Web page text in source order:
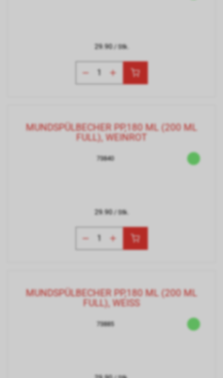
29.90/ Stk.
MUNDSPÜLBECHER PP,180 ML (200 ML
FULL), WEINROT
73840
29.90/ Stk.
MUNDSPÜLBECHER PP,180 ML (200 ML
FULL), WEISS
73885